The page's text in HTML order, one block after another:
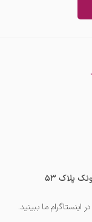
پلاک ۵۳
ما ببینید.